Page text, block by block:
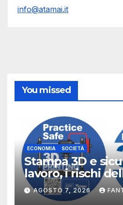
info@atamai.it
You missed
ECONOMIA SOCIETÀ
Stampa 3D e
lavoro, i rischi
manufacturing
NIOSH
AGOSTO 7, 2026